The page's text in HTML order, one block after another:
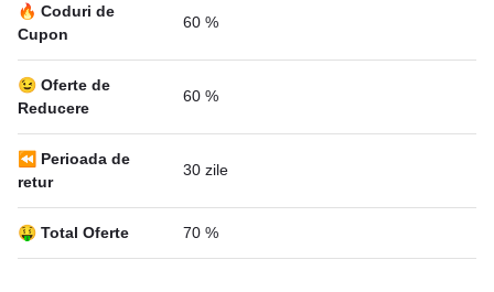
🔥 Coduri de
Cupon
60 %
😉 Oferte de
Reducere
60 %
⏪ Perioada de
retur
30 zile
🤑 Total Oferte 70 %